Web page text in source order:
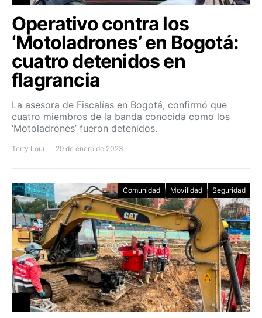
Operativo contra los
‘Motoladrones’ en Bogotá:
cuatro detenidos en
flagrancia
La asesora de Fiscalías en Bogotá, confirmó que
cuatro miembros de la banda conocida como los
‘Motoladrones’ fueron detenidos.
Terry Loui 29 de enero de 2023
Comunidad Movilidad Seguridad